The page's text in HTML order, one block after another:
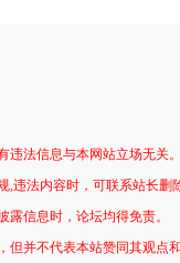
违法信息与本网站立场无关
,违法内容时，可联系站长删
露信息时，论坛均得免责。
但并不代表本站赞同其观点